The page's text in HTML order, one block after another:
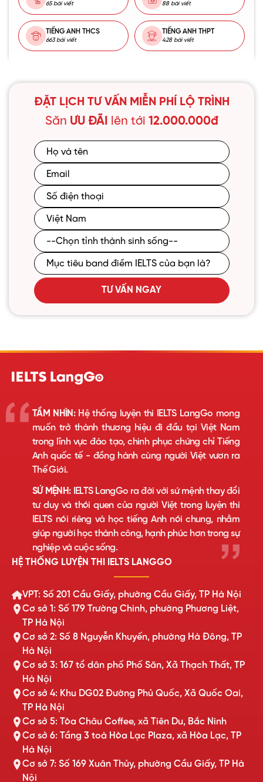
65 bài viết 88 bài viết
TIẾNG ANH THCS
663 bài viết
TIẾNG ANH THPT
428 bài viết
ĐẶT LỊCH TƯ VẤN MIỄN PHÍ LỘ TRÌNH
Săn ƯU ĐÃI lên tới 12.000.000đ
TƯ VẤN NGAY
TẦM NHÌN:Hệ thống luyện thi IELTS LangGo mong
muốn trở thành thương hiệu đi đầu tại Việt Nam
trong lĩnh vực đào tạo, chinh phục chứng chỉ Tiếng
Anh quốc tế - đồng hành cùng người Việt vươn ra
Thế Giới.
SỨ MỆNH:IELTS LangGo ra đời với sứ mệnh thay đổi
tư duy và thói quen của người Việt trong luyện thi
IELTS nói riêng và học tiếng Anh nói chung, nhằm
giúp người học thành công, hạnh phúc hơn trong sự
nghiệp và cuộc sống.
HỆ THỐNG LUYỆN THI IELTS LANGGO
VPT: Số 201 Cầu Giấy, phường Cầu Giấy, TP Hà Nội
Cơ sở 1: Số 179 Trường Chinh, phường Phương Liệt,
TP Hà Nội
Cơ sở 2: Số 8 Nguyễn Khuyến, phường Hà Đông, TP
Hà Nội
Cơ sở 3: 167 tổ dân phố Phố Săn, Xã Thạch Thất, TP
Hà Nội
Cơ sở 4: Khu DG02 Đường Phủ Quốc, Xã Quốc Oai,
TP Hà Nội
Cơ sở 5: Tòa Châu Coffee, xã Tiên Du, Bắc Ninh
Cơ sở 6: Tầng 3 toà Hòa Lạc Plaza, xã Hòa Lạc, TP
Hà Nội
Cơ sở 7: Số 169 Xuân Thủy, phường Cầu Giấy, TP Hà
Nội